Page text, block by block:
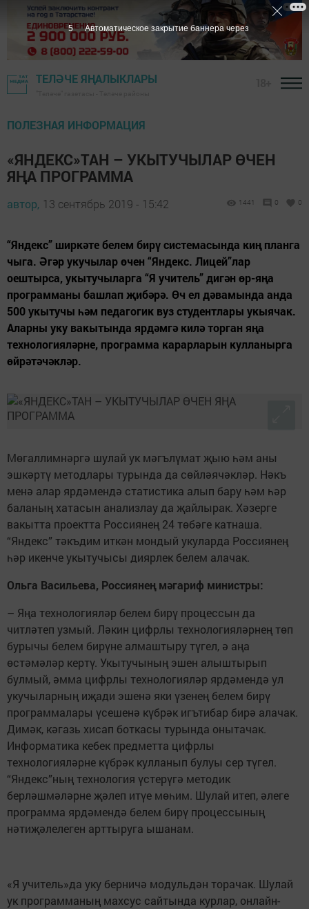
ТЕЛӘЧЕ ЯҢАЛЫКЛАРЫ
ПОЛЕЗНАЯ ИНФОРМАЦИЯ
«ЯНДЕКС»ТАН – УКЫТУЧЫЛАР ӨЧЕН
ЯҢА ПРОГРАММА
автор, 13 сентябрь 2019 - 15:42 1441 0 0
“Яндекс” ширкәте белем бирү системасында киң планга
чыга. Әгәр укучылар өчен “Яндекс. Лицей”лар
оештырса, укытучыларга “Я учитель” дигән өр-яңа
программаны башлап җибәрә. Өч ел дәвамында анда
500 укытучы һәм педагогик вуз студентлары укыячак.
Аларны уку вакытында ярдәмгә килә торган яңа
технологияләрне, программа карарларын кулланырга
өйрәтәчәкләр.
Мөгаллимнәргә шулай ук мәгълүмат җыю һәм аны
эшкәртү методлары турында да сөйләячәкләр. Нәкъ
менә алар ярдәмендә статистика алып бару һәм һәр
баланың хатасын анализлау да җайлырак. Хәзерге
вакытта проектта Россиянең 24 төбәге катнаша.
“Яндекс” тәкъдим иткән мондый укуларда Россиянең
һәр икенче укытучысы диярлек белем алачак.
Ольга Васильева, Россиянең мәгариф министры:
– Яңа технологияләр белем бирү процессын да
читләтеп узмый. Ләкин цифрлы технологияләрнең төп
бурычы белем бирүне алмаштыру түгел, ә аңа
өстәмәләр кертү. Укытучының эшен алыштырып
булмый, әмма цифрлы технологияләр ярдәмендә ул
укучыларның иҗади эшенә яки үзенең белем бирү
программалары үсешенә күбрәк игътибар бирә алачак.
Димәк, кәгазь хисап боткасы турында онытачак.
Информатика кебек предметта цифрлы
технологияләрне күбрәк кулланып булуы сер түгел.
“Яндекс”ның технология үстерүгә методик
берләшмәләрне җәлеп итүе мөһим. Шулай итеп, әлеге
программа ярдәмендә белем бирү процессының
нәтиҗәлелеген арттыруга ышанам.
«Я учитель»да уку берничә модульдән торачак. Шулай
ук программаның махсус сайтында курлар, онлайн-
5 Автоматическое закрытие баннера через